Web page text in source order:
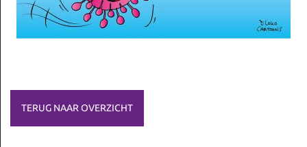
TERUG NAAR OVERZICHT